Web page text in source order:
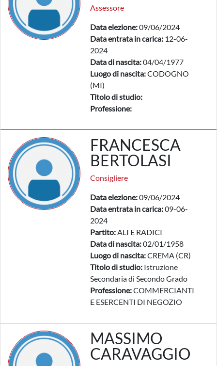
Assessore
Data elezione:09/06/2024
Data entrata in carica: 12-06-
2024
Data di nascita:04/04/1977
Luogo di nascita:CODOGNO
(MI)
Titolo di studio:
Professione:
FRANCESCA
BERTOLASI
Consigliere
Data elezione:09/06/2024
Data entrata in carica:09-06-
2024
Partito:ALI E RADICI
Data di nascita:02/01/1958
Luogo di nascita:CREMA (CR)
Titolo di studio: Istruzione
Secondaria di Secondo Grado
Professione:COMMERCIANTI
E ESERCENTI DI NEGOZIO
MASSIMO
CARAVAGGIO